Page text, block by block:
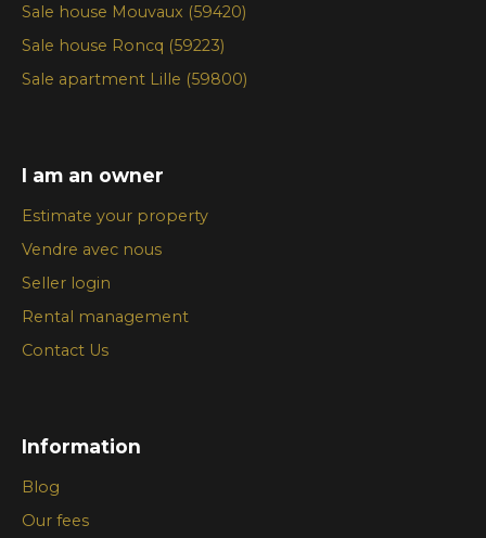
Sale house Mouvaux (59420)
Sale house Roncq (59223)
Sale apartment Lille (59800)
I am an owner
Estimate your property
Vendre avec nous
Seller login
Rental management
Contact Us
Information
Blog
Our fees